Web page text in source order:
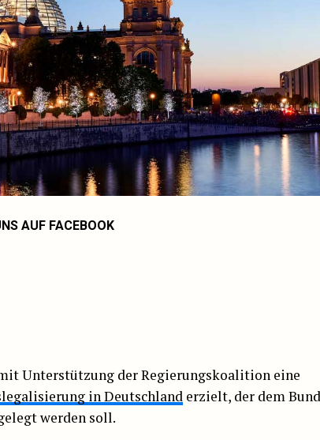
AUF FACEBOOK
Unterstützung der Regierungskoalition eine
in Deutschland erzielt, der dem
werden soll.